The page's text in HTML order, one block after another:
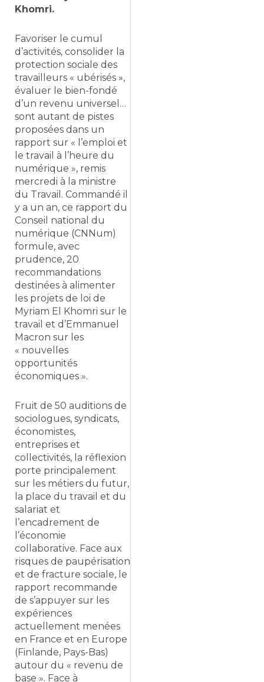
Khomri.
Favoriser le cumul
d’activités, consolider la
protection sociale des
travailleurs « ubérisés »,
évaluer le bien-fondé
d’un revenu universel…
sont autant de pistes
proposées dans un
rapport sur « l’emploi et
le travail à l’heure du
numérique », remis
mercredi à la ministre
du Travail. Commandé il
y a un an, ce rapport du
Conseil national du
numérique (CNNum)
formule, avec
prudence, 20
recommandations
destinées à alimenter
les projets de loi de
Myriam El Khomri sur le
travail et d’Emmanuel
Macron sur les
« nouvelles
opportunités
économiques ».
Fruit de 50 auditions de
sociologues, syndicats,
économistes,
entreprises et
collectivités, la réflexion
porte principalement
sur les métiers du futur,
la place du travail et du
salariat et
l’encadrement de
l’économie
collaborative. Face aux
risques de paupérisation
et de fracture sociale, le
rapport recommande
de s’appuyer sur les
expériences
actuellement menées
en France et en Europe
(Finlande, Pays-Bas)
autour du « revenu de
base ». Face à